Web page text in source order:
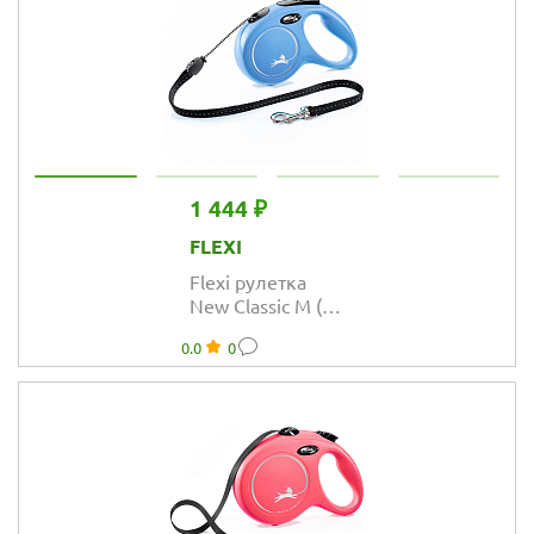
1 444 ₽
FLEXI
Flexi рулетка
New Classic M (до
синяя
0.0 0